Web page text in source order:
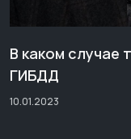
В каком случае
ГИБДД
10.01.2023